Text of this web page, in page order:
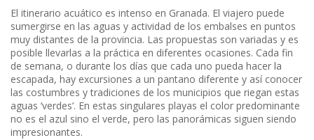
El itinerario acuático es intenso en Granada. El viajero puede
sumergirse en las aguas y actividad de los embalses en puntos
muy distantes de la provincia. Las propuestas son variadas y es
posible llevarlas a la práctica en diferentes ocasiones. Cada fin
de semana, o durante los días que cada uno pueda hacer la
escapada, hay excursiones a un pantano diferente y así conocer
las costumbres y tradiciones de los municipios que riegan estas
aguas ‘verdes’. En estas singulares playas el color predominante
no es el azul sino el verde, pero las panorámicas siguen siendo
impresionantes.